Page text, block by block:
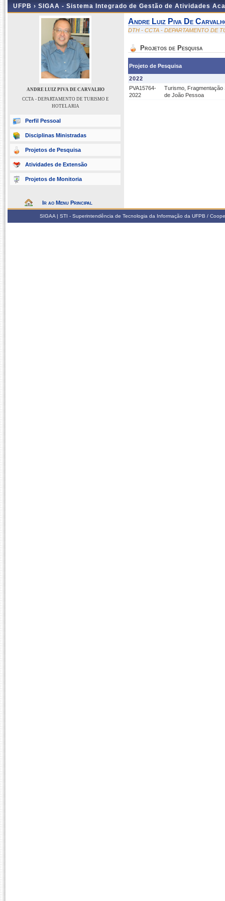
UFPB › SIGAA - Sistema Integrado de Gestão de Atividades
ANDRE LUIZ PIVA DE CARVALHO
CCTA - DEPARTAMENTO DE TURISMO E
HOTELARIA
Perfil Pessoal
Disciplinas Ministradas
Projetos de Pesquisa
Atividades de Extensão
Projetos de Monitoria
Ir ao Menu Principal
Andre Luiz Piva De
DTH - CCTA - DEPARTAMENTO DE
Projetos de Pesquisa
Projeto de Pesquisa
2022
PVA15764-
2022
Turismo, Fragmentação
de João Pessoa
SIGAA | STI - Superintendência de Tecnologia da Informação da UFPB /